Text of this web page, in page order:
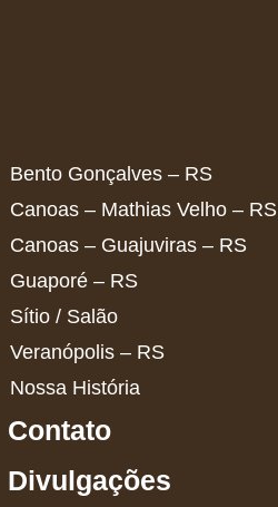
Bento Gonçalves – RS
Canoas – Mathias Velho – RS
Canoas – Guajuviras – RS
Guaporé – RS
Sítio / Salão
Veranópolis – RS
Nossa História
Contato
Divulgações